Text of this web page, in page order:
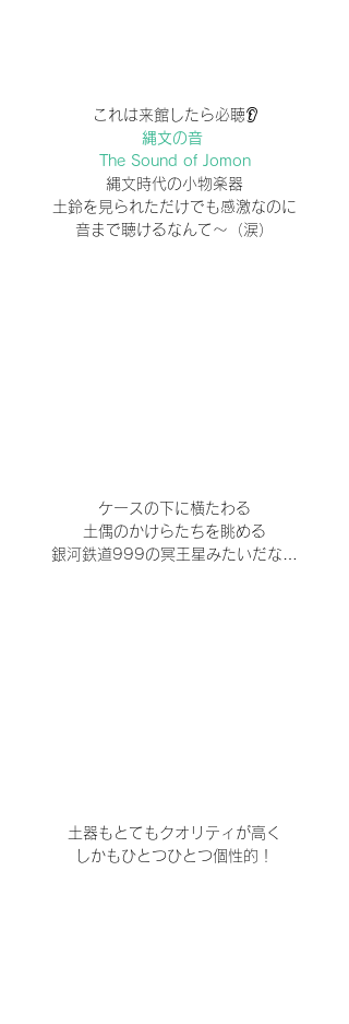
これは来館したら必聴👂
縄文の音
The Sound of Jomon
縄文時代の小物楽器
土鈴を見られただけでも感激なのに
音まで聴けるなんて～（涙）
ケースの下に横たわる
土偶のかけらたちを眺める
銀河鉄道999の冥王星みたいだな…
土器もとてもクオリティが高く
しかもひとつひとつ個性的！